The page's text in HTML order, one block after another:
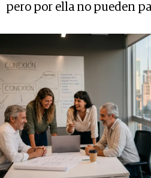
pero por ella no pueden